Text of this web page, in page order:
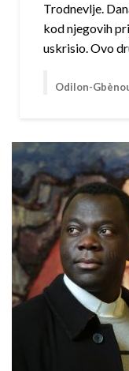
Trodnevlje.
kod njegovih
uskrisio. Ovo
Odilon-